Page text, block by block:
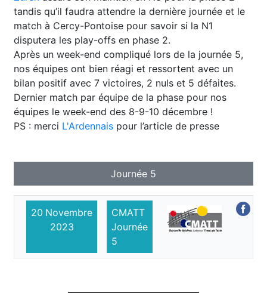
tandis qu’il faudra attendre la dernière journée et le
match à Cercy-Pontoise pour savoir si la N1
disputera les play-offs en phase 2.
Après un week-end compliqué lors de la journée 5,
nos équipes ont bien réagi et ressortent avec un
bilan positif avec 7 victoires, 2 nuls et 5 défaites.
Dernier match par équipe de la phase pour nos
équipes le week-end des 8-9-10 décembre !
PS : merci L'Ardennais pour l’article de presse
Journée 5
20 Novembre
2023
CMATT
Journée
5